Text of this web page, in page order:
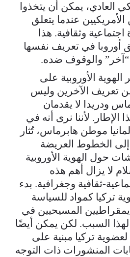
العادي، يمكن أن يتخذوا
الأمريكيين عندما يتعلق
اجتماعية وثقافية. هذا
في تعريف نفسها
والوقوف ضده.
الأوروبية على
من تعريف الآخرين وليس
ودريدا لا يقدمان
الإطار. لأننا نرى أنه في
موطن هابرماس، تُثار
إلى الخطوط العريضة
حول الهوية الأوروبية
لا يزال أهم هذه
ثقافية وجغرافية. بدء
تركيا كمواد للسياسة
المسيحيين في
لهذا السبب. لكن يمكن أيضًا
تركيا مبنية على
المنشورات ذات التوجه